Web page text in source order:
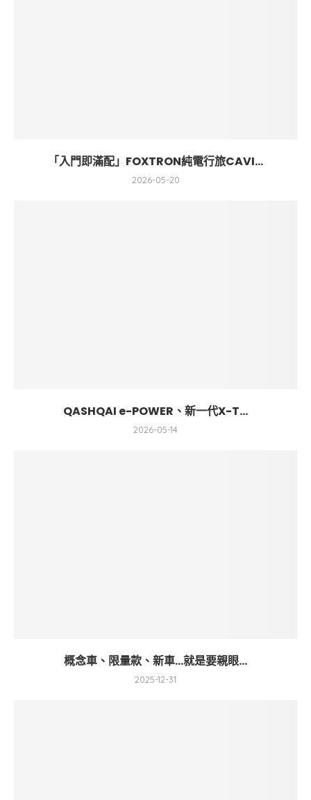
「入門即滿配」FOXTRON純電行旅CAVI...
2026-05-20
QASHQAI e-POWER、新一代X-T...
2026-05-14
概念車、限量款、新車…就是要親眼...
2025-12-31